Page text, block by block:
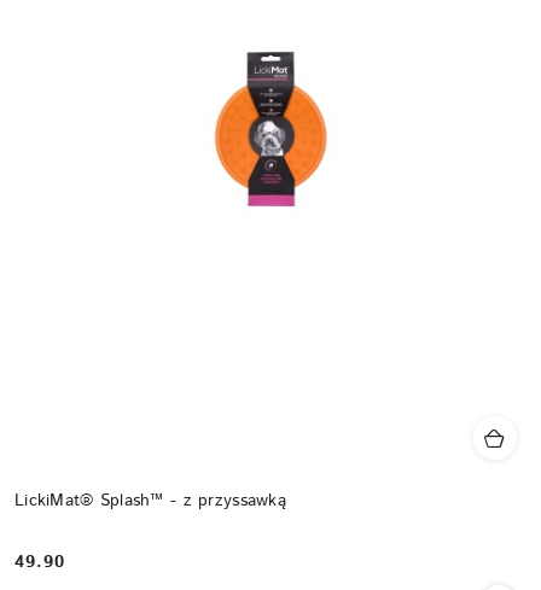
LickiMat® Splash™ - z przyssawką
Cena:
49.90